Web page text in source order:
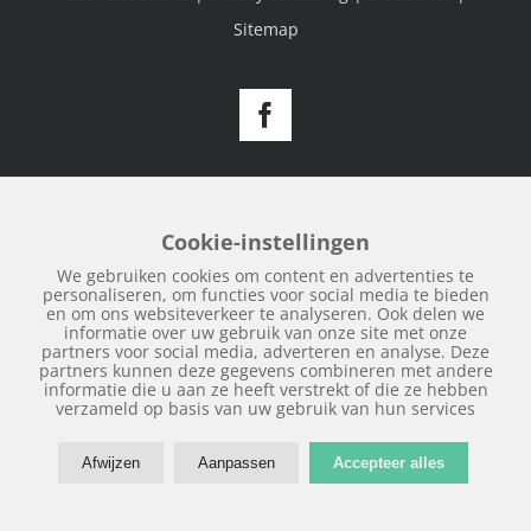
Sitemap
Facebook
Cookie-instellingen
We gebruiken cookies om content en advertenties te
personaliseren, om functies voor social media te bieden
en om ons websiteverkeer te analyseren. Ook delen we
informatie over uw gebruik van onze site met onze
partners voor social media, adverteren en analyse. Deze
partners kunnen deze gegevens combineren met andere
informatie die u aan ze heeft verstrekt of die ze hebben
verzameld op basis van uw gebruik van hun services
Afwijzen Aanpassen Accepteer alles